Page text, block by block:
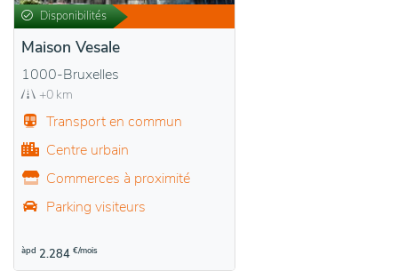
Disponibilités
Maison Vesale
1000-Bruxelles
+0 km
Transport en commun
Centre urbain
Commerces à proximité
Parking visiteurs
àpd 2.284 €/mois